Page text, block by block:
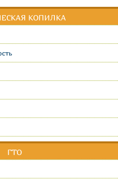
КОПИЛКА
ГТО